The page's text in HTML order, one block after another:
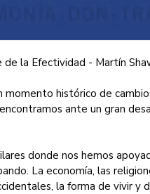
de la Efectividad - Martín
momento histórico de
ante un gran
donde nos hemos
La economía, las
la forma de vivir y